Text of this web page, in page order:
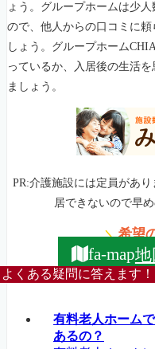
ょう。グループホームは少
ので、他人からの口コミに
しょう。グループホーム
っているか、入居後の生活
ましょう。
PR:介護施設には定員があ
居できないので早
＼希望
fa-map
よくある疑問に答えます！
有料老人ホーム
あるの？